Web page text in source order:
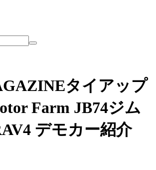
タイアップ
Farm JB74ジム
デモカー紹介